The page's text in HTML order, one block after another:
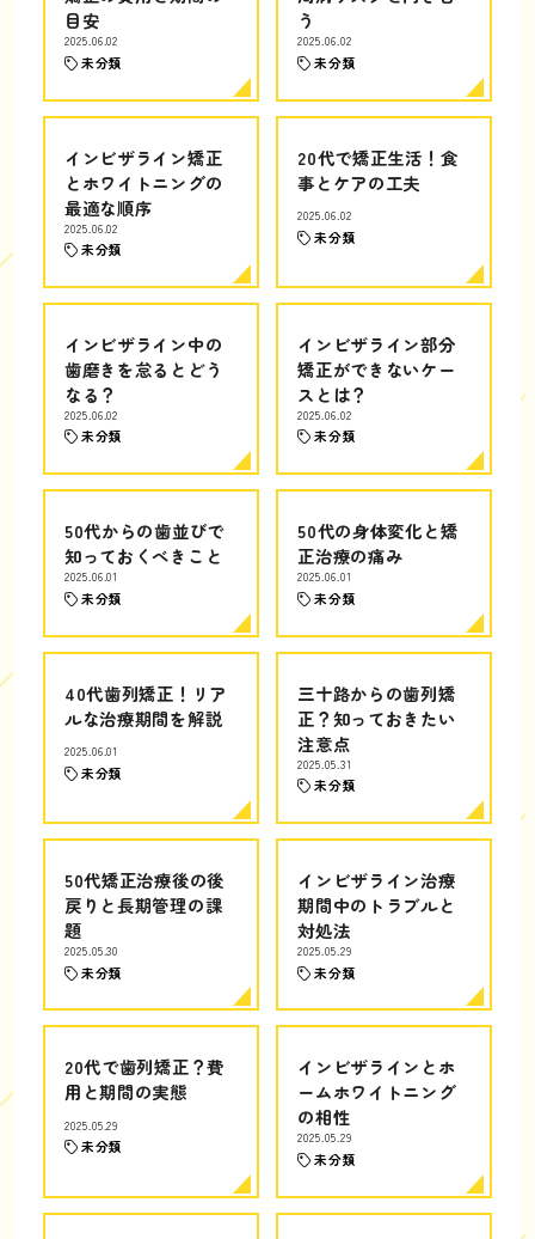
目安
2025.06.02
未分類
う
2025.06.02
未分類
インビザライン矯正
とホワイトニングの
最適な順序
2025.06.02
未分類
20代で矯正生活！食
事とケアの工夫
2025.06.02
未分類
インビザライン中の
歯磨きを怠るとどう
なる？
2025.06.02
未分類
インビザライン部分
矯正ができないケー
スとは？
2025.06.02
未分類
50代からの歯並びで
知っておくべきこと
2025.06.01
未分類
50代の身体変化と矯
正治療の痛み
2025.06.01
未分類
40代歯列矯正！リア
ルな治療期間を解説
2025.06.01
未分類
三十路からの歯列矯
正？知っておきたい
注意点
2025.05.31
未分類
50代矯正治療後の後
戻りと長期管理の課
題
2025.05.30
未分類
インビザライン治療
期間中のトラブルと
対処法
2025.05.29
未分類
20代で歯列矯正？費
用と期間の実態
2025.05.29
未分類
インビザラインとホ
ームホワイトニング
の相性
2025.05.29
未分類